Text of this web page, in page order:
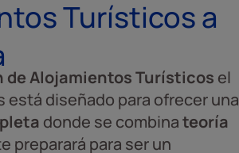
Turísticos a
de Alojamientos Turísticos el
está diseñado para ofrecer una
donde se combinateoría
preparará para ser un